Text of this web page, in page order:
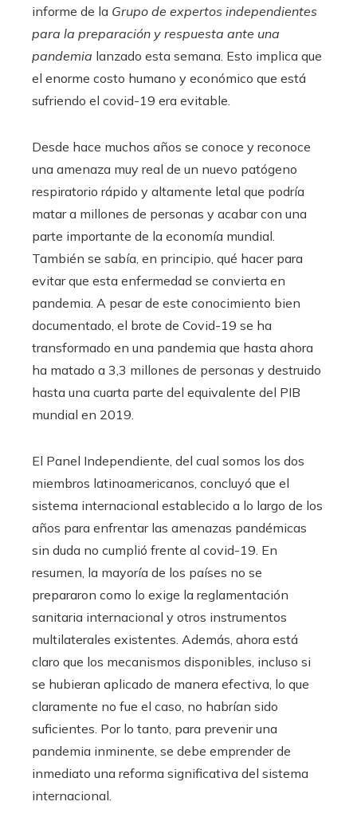
informe de la Grupo de expertos independientes
para la preparación y respuesta ante una
pandemia lanzado esta semana. Esto implica que
el enorme costo humano y económico que está
sufriendo el covid-19 era evitable.
Desde hace muchos años se conoce y reconoce
una amenaza muy real de un nuevo patógeno
respiratorio rápido y altamente letal que podría
matar a millones de personas y acabar con una
parte importante de la economía mundial.
También se sabía, en principio, qué hacer para
evitar que esta enfermedad se convierta en
pandemia. A pesar de este conocimiento bien
documentado, el brote de Covid-19 se ha
transformado en una pandemia que hasta ahora
ha matado a 3,3 millones de personas y destruido
hasta una cuarta parte del equivalente del PIB
mundial en 2019.
El Panel Independiente, del cual somos los dos
miembros latinoamericanos, concluyó que el
sistema internacional establecido a lo largo de los
años para enfrentar las amenazas pandémicas
sin duda no cumplió frente al covid-19. En
resumen, la mayoría de los países no se
prepararon como lo exige la reglamentación
sanitaria internacional y otros instrumentos
multilaterales existentes. Además, ahora está
claro que los mecanismos disponibles, incluso si
se hubieran aplicado de manera efectiva, lo que
claramente no fue el caso, no habrían sido
suficientes. Por lo tanto, para prevenir una
pandemia inminente, se debe emprender de
inmediato una reforma significativa del sistema
internacional.